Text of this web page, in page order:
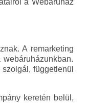
a Webáruház
A remarketing
függetlenül
keretén belül,